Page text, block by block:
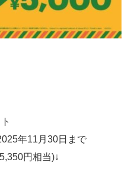
年11月30日まで
円相当)↓